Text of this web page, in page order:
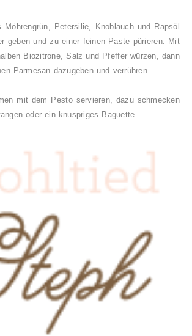
Petersilie, Knoblauch und Rapsöl
geben und zu einer feinen Paste pürieren. Mit
Biozitrone, Salz und Pfeffer würzen, dann
Parmesan dazugeben und verrühren.
mit dem Pesto servieren, dazu schmecken
oder ein knuspriges Baguette.